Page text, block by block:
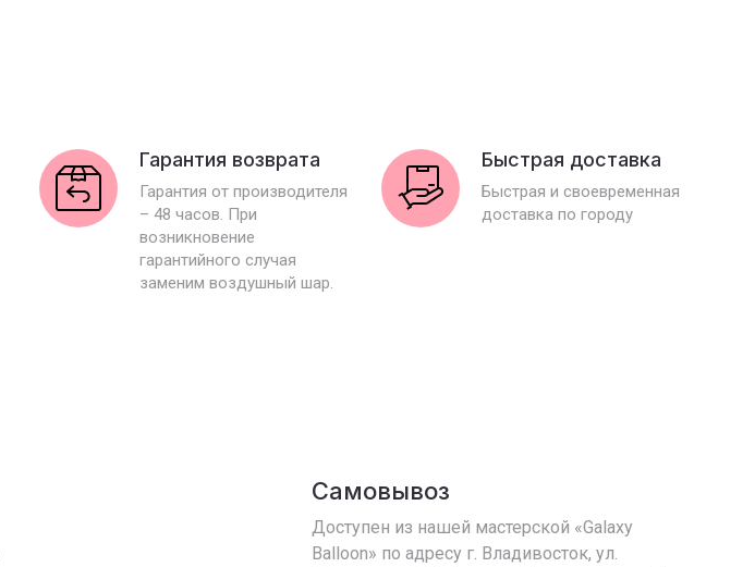
Гарантия возврата
Гарантия от производителя
– 48 часов. При
возникновение
гарантийного случая
заменим воздушный шар.
Быстрая доставка
Быстрая и своевременная
доставка по городу
Самовывоз
Доступен из нашей мастерской «Galaxy
Balloon» по адресу г. Владивосток, ул.